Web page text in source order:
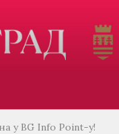
у BG Info Point-у!